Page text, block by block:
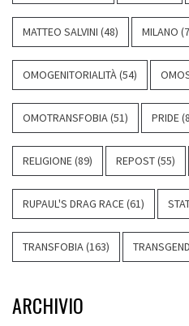
MATTEO SALVINI (48) MILANO
OMOGENITORIALITÀ(54)
OMOTRANSFOBIA(51) PRIDE
RELIGIONE(89) REPOST(55)
RUPAUL'S DRAG RACE(61)
TRANSFOBIA(163)
ARCHIVIO